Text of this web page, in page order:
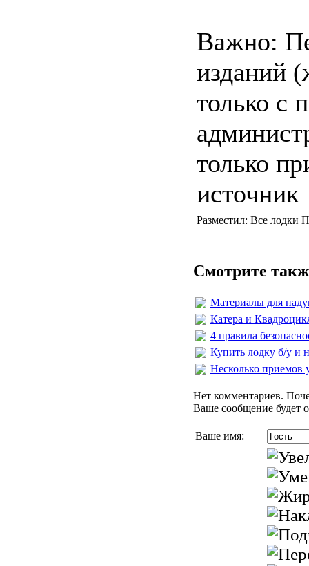
Важно:
изданий
только с
только
источник
Разместил: Все лодки
Смотрите
Материалы для
Катера и
4 правила
Купить лодку б/у и
Несколько приемов
Нет комментариев.
Ваше сообщение будет
Ваше имя: